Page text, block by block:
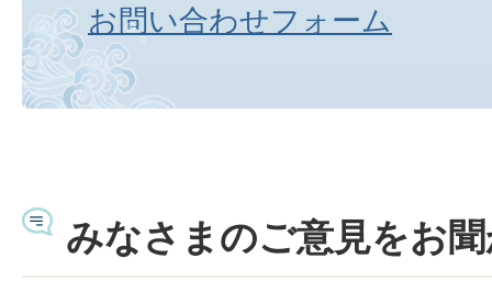
お問い合わせフォーム
みなさまのご意見をお